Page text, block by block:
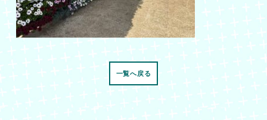
一覧へ戻る